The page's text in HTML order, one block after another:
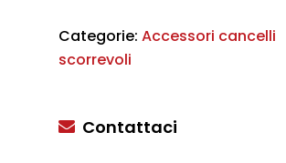
Categorie: Accessori cancelli
scorrevoli
Contattaci